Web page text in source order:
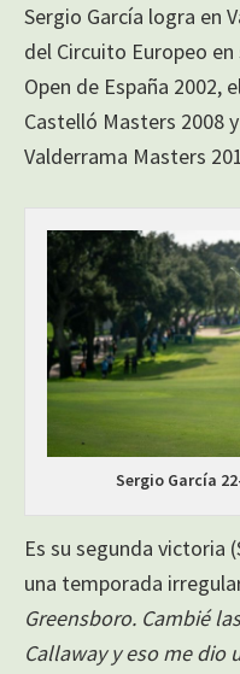
Sergio García logra en
del Circuito Europeo
Open de España 2002,
Castelló Masters 2008
Valderrama Masters
Sergio García
Es su segunda victoria
una temporada
Greensboro. Cambié
Callaway y eso me dio